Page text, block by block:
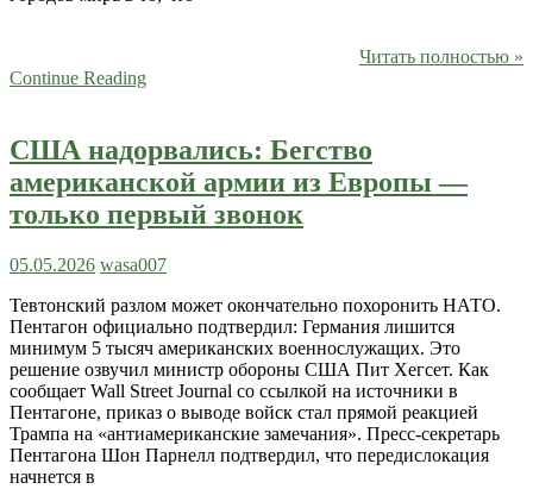
Читать полностью »
Continue Reading
США надорвались: Бегство
американской армии из Европы —
только первый звонок
05.05.2026 wasa007
Тевтонский разлом может окончательно похоронить НАТО.
Пентагон официально подтвердил: Германия лишится
минимум 5 тысяч американских военнослужащих. Это
решение озвучил министр обороны США Пит Хегсет. Как
сообщает Wall Street Journal со ссылкой на источники в
Пентагоне, приказ о выводе войск стал прямой реакцией
Трампа на «антиамериканские замечания». Пресс-секретарь
Пентагона Шон Парнелл подтвердил, что передислокация
начнется в